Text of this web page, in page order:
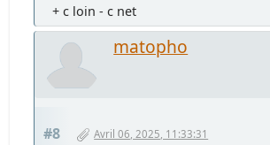
+ c loin - c net
matopho
#8 Avril 06, 2025, 11:33:31